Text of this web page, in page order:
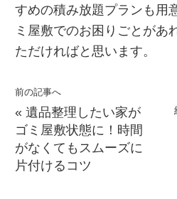
すめの積み放題プランも用
ミ屋敷でのお困りごとがあ
ただければと思います。
前の記事へ
« 遺品整理したい家が
ゴミ屋敷状態に！時間
がなくてもスムーズに
片付けるコツ